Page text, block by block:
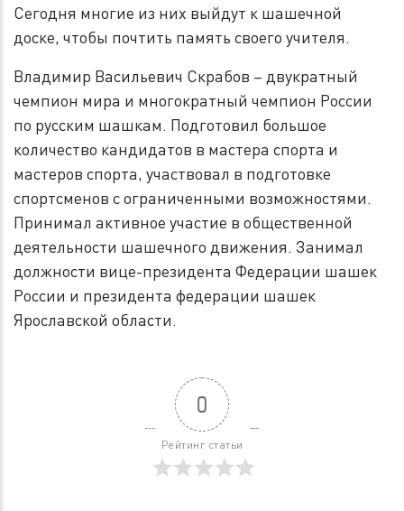
Сегодня многие из них выйдут к шашечной
доске, чтобы почтить память своего учителя.
Владимир Васильевич Скрабов – двукратный
чемпион мира и многократный чемпион России
по русским шашкам. Подготовил большое
количество кандидатов в мастера спорта и
мастеров спорта, участвовал в подготовке
спортсменов с ограниченными возможностями.
Принимал активное участие в общественной
деятельности шашечного движения. Занимал
должности вице-президента Федерации шашек
России и президента федерации шашек
Ярославской области.
0
Рейтинг статьи